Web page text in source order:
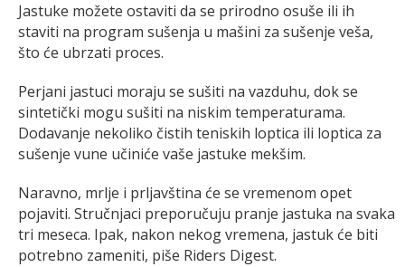
Jastuke možete ostaviti da se prirodno osuše ili ih
staviti na program sušenja u mašini za sušenje veša,
što će ubrzati proces.
Perjani jastuci moraju se sušiti na vazduhu, dok se
sintetički mogu sušiti na niskim temperaturama.
Dodavanje nekoliko čistih teniskih loptica ili loptica za
sušenje vune učiniće vaše jastuke mekšim.
Naravno, mrlje i prljavština će se vremenom opet
pojaviti. Stručnjaci preporučuju pranje jastuka na svaka
tri meseca. Ipak, nakon nekog vremena, jastuk će biti
potrebno zameniti, piše Riders Digest.